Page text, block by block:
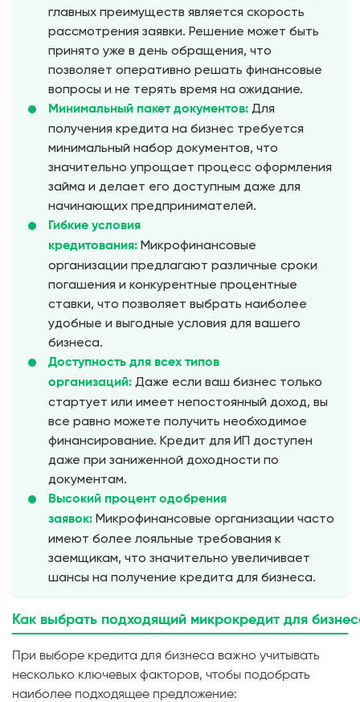
главных преимуществ является скорость
рассмотрения заявки. Решение может быть
принято уже в день обращения, что
позволяет оперативно решать финансовые
вопросы и не терять время на ожидание.
Минимальный пакет документов: Для
получения кредита на бизнес требуется
минимальный набор документов, что
значительно упрощает процесс оформления
займа и делает его доступным даже для
начинающих предпринимателей.
Гибкие условия
кредитования: Микрофинансовые
организации предлагают различные сроки
погашения и конкурентные процентные
ставки, что позволяет выбрать наиболее
удобные и выгодные условия для вашего
бизнеса.
Доступность для всех типов
организаций: Даже если ваш бизнес только
стартует или имеет непостоянный доход, вы
все равно можете получить необходимое
финансирование. Кредит для ИП доступен
даже при заниженной доходности по
документам.
Высокий процент одобрения
заявок: Микрофинансовые организации часто
имеют более лояльные требования к
заемщикам, что значительно увеличивает
шансы на получение кредита для бизнеса.
Как выбрать подходящий микрокредит для
При выборе кредита для бизнеса важно учитывать
несколько ключевых факторов, чтобы подобрать
наиболее подходящее предложение: